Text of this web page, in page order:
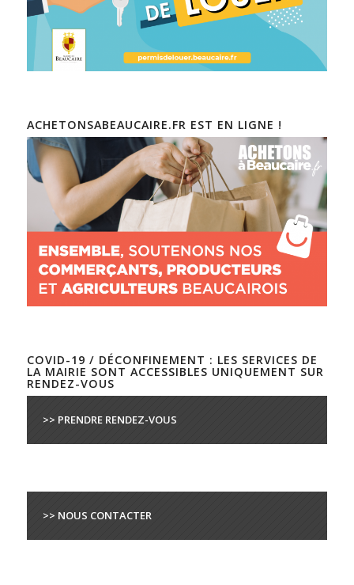
ACHETONSABEAUCAIRE.FR EST EN LIGNE !
COVID-19 / DÉCONFINEMENT : LES SERVICES DE
LA MAIRIE SONT ACCESSIBLES UNIQUEMENT SUR
RENDEZ-VOUS
>> PRENDRE RENDEZ-VOUS
>> NOUS CONTACTER